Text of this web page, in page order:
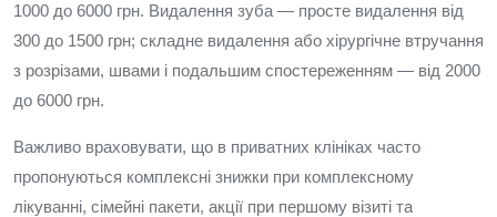
1000 до 6000 грн. Видалення зуба — просте видалення від
300 до 1500 грн; складне видалення або хірургічне втручання
з розрізами, швами і подальшим спостереженням — від 2000
до 6000 грн.
Важливо враховувати, що в приватних клініках часто
пропонуються комплексні знижки при комплексному
лікуванні, сімейні пакети, акції при першому візиті та